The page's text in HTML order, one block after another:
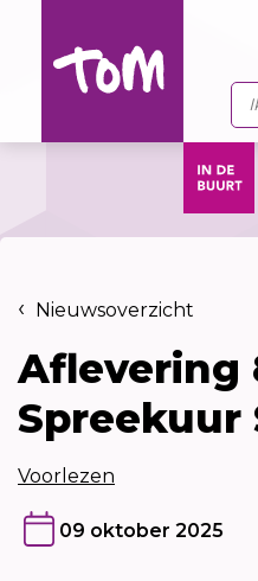
Nieuwsoverzicht
Aflevering
Spreekuur
Voorlezen
09 oktober 2025